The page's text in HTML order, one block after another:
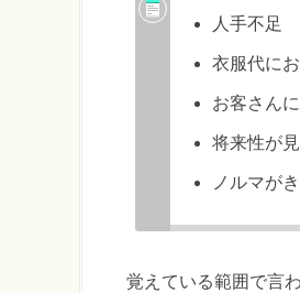
人手不足
衣服代に
お客さん
将来性が
ノルマが
覚えている範囲で言